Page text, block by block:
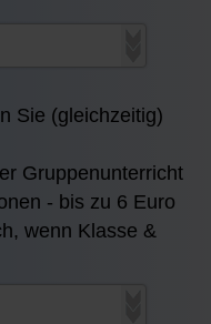
Sie (gleichzeitig)
Gruppenunterricht
- bis zu 6 Euro
wenn Klasse &